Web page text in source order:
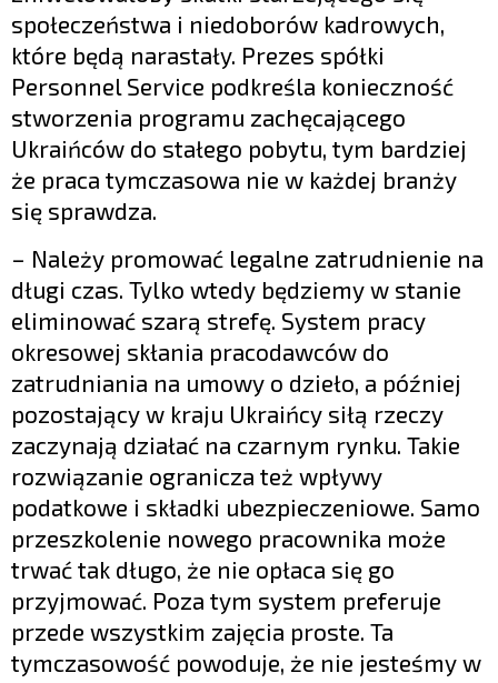
społeczeństwa i niedoborów kadrowych,
które będą narastały. Prezes spółki
Personnel Service podkreśla konieczność
stworzenia programu zachęcającego
Ukraińców do stałego pobytu, tym bardziej
że praca tymczasowa nie w każdej branży
się sprawdza.
– Należy promować legalne zatrudnienie na
długi czas. Tylko wtedy będziemy w stanie
eliminować szarą strefę. System pracy
okresowej skłania pracodawców do
zatrudniania na umowy o dzieło, a później
pozostający w kraju Ukraińcy siłą rzeczy
zaczynają działać na czarnym rynku. Takie
rozwiązanie ogranicza też wpływy
podatkowe i składki ubezpieczeniowe. Samo
przeszkolenie nowego pracownika może
trwać tak długo, że nie opłaca się go
przyjmować. Poza tym system preferuje
przede wszystkim zajęcia proste. Ta
tymczasowość powoduje, że nie jesteśmy w